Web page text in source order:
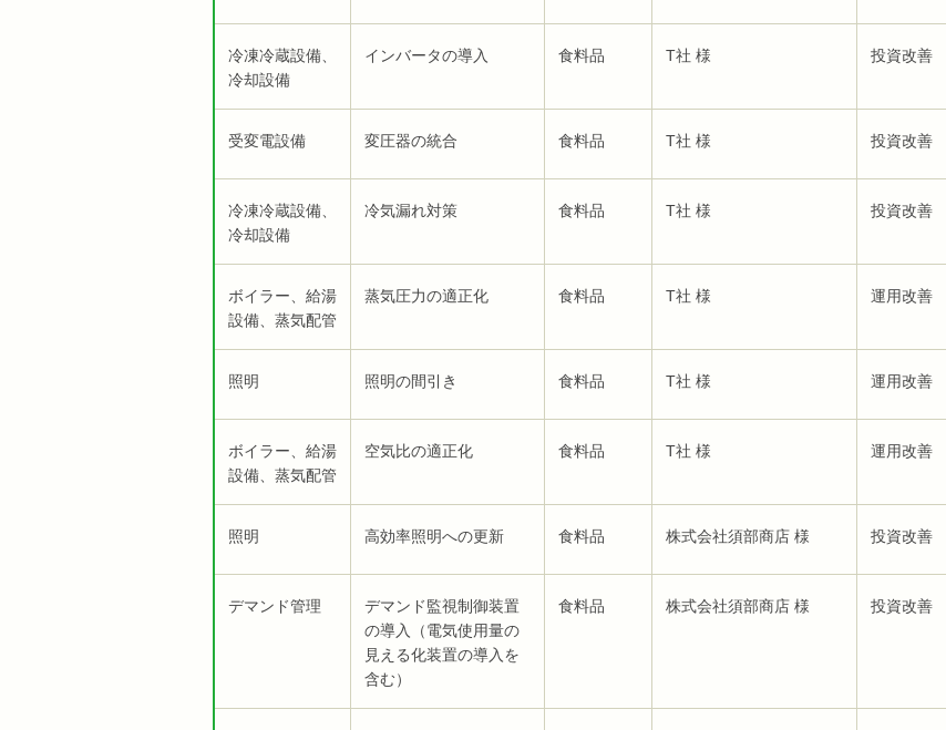
冷凍冷蔵設備、
冷却設備
インバータの導入 食料品 T社 様 投資改善
受変電設備 変圧器の統合 食料品 T社 様 投資改善
冷凍冷蔵設備、
冷却設備
冷気漏れ対策 食料品 T社 様 投資改善
ボイラー、給湯
設備、蒸気配管
蒸気圧力の適正化 食料品 T社 様 運用改善
照明 照明の間引き 食料品 T社 様 運用改善
ボイラー、給湯
設備、蒸気配管
空気比の適正化 食料品 T社 様 運用改善
照明 高効率照明への更新 食料品 株式会社須部商店 様 投資改善
デマンド管理
デマンド監視制御装置
の導入（電気使用量の
見える化装置の導入を
含む）
食料品 株式会社須部商店 様 投資改善